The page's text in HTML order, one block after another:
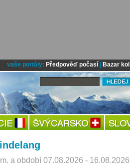
vaše portály: Předpověď počasí| Bazar kol
a období 07.08.2026 - 16.08.2026